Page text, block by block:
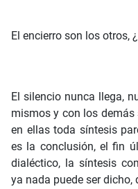
El encierro son los otros,
El silencio nunca llega,
mismos y con los
en ellas toda síntesis
es la conclusión, el fin
dialéctico, la síntesis
ya nada puede ser dicho,